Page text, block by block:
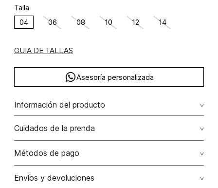
Talla
04 06 08 10 12 14
GUIA DE TALLAS
Asesoría personalizada
Información del producto
C27-complementarias sf semana 27 2025 algodón 100%
100.00% algodón/cotton
Cuidados de la prenda
No remojar. no retorcer / ni exprimir. el acabado rústico de
No usar lejia
Métodos de pago
Tarjetas de crédito: Visa, Dinners, Master Card y American
Envíos y devoluciones